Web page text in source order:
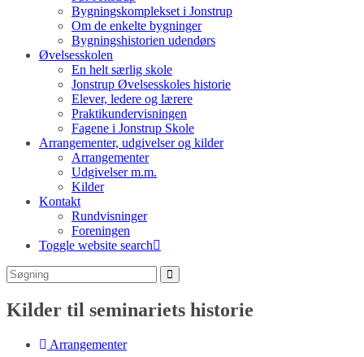
Bygningskomplekset i Jonstrup
Om de enkelte bygninger
Bygningshistorien udendørs
Øvelsesskolen
En helt særlig skole
Jonstrup Øvelsesskoles historie
Elever, ledere og lærere
Praktikundervisningen
Fagene i Jonstrup Skole
Arrangementer, udgivelser og kilder
Arrangementer
Udgivelser m.m.
Kilder
Kontakt
Rundvisninger
Foreningen
Toggle website search
Kilder til seminariets historie
Arrangementer